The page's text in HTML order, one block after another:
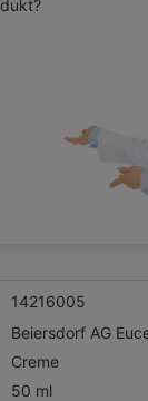
14216005
Beiersdorf AG
Creme
50 ml